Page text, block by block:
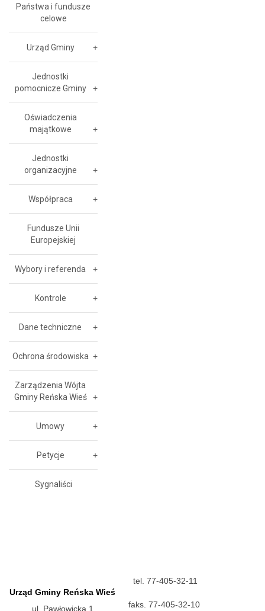
Państwa i fundusze
celowe
Urząd Gminy
Jednostki
pomocnicze Gminy
Oświadczenia
majątkowe
Jednostki
organizacyjne
Współpraca
Fundusze Unii
Europejskiej
Wybory i referenda
Kontrole
Dane techniczne
Ochrona środowiska
Zarządzenia Wójta
Gminy Reńska Wieś
Umowy
Petycje
Sygnaliści
Urząd Gminy Reńska Wieś
ul. Pawłowicka 1
tel. 77-405-32-11
faks. 77-405-32-10